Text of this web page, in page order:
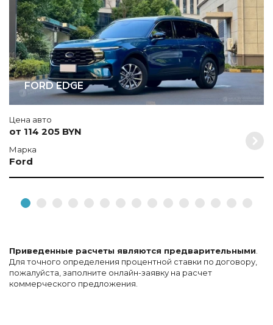
FORD EDGE
Цена авто
от 114 205 BYN
Марка
Ford
Приведенные расчеты являются предварительными
Для точного определения процентной ставки по договору,
пожалуйста, заполните онлайн-заявку на расчет
коммерческого предложения.